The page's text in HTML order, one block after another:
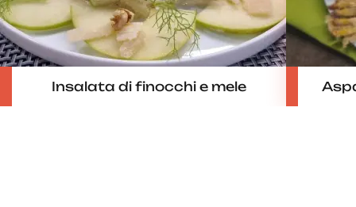
Insalata di finocchi e mele